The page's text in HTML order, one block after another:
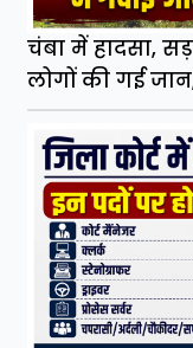
चंबा में हादसा,
लोगों की गई